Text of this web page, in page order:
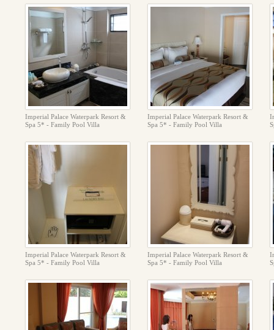
Imperial Palace Waterpark Resort &
Spa 5* - Family Pool Villa
Imperial Palace Waterpark Resort &
Spa 5* - Family Pool Villa
Imperial Palace Waterpark Resort &
Spa 5* - Family Pool Villa
Imperial Palace Waterpark Resort &
Spa 5* - Family Pool Villa